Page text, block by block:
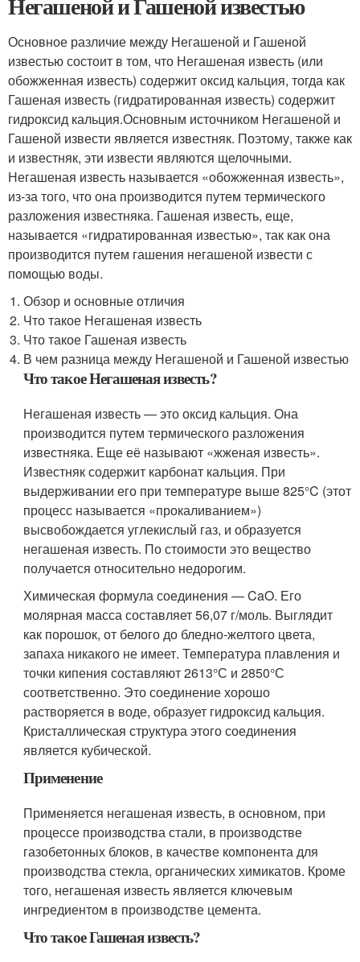
Основное различие между Негашеной и Гашеной
известью состоит в том, что Негашеная известь (или
обожженная известь) содержит оксид кальция, тогда как
Гашеная известь (гидратированная известь) содержит
гидроксид кальция.Основным источником Негашеной и
Гашеной извести является известняк. Поэтому, также как
и известняк, эти извести являются щелочными.
Негашеная известь называется «обожженная известь»,
из-за того, что она производится путем термического
разложения известняка. Гашеная известь, еще,
называется «гидратированная известью», так как она
производится путем гашения негашеной извести с
помощью воды.
Обзор и основные отличия
Что такое Негашеная известь
Что такое Гашеная известь
В чем разница между Негашеной и Гашеной известью
Что такое Негашеная известь?
Негашеная известь — это оксид кальция. Она
производится путем термического разложения
известняка. Еще её называют «жженая известь».
Известняк содержит карбонат кальция. При
выдерживании его при температуре выше 825°C (этот
процесс называется «прокаливанием»)
высвобождается углекислый газ, и образуется
негашеная известь. По стоимости это вещество
получается относительно недорогим.
Химическая формула соединения — CaO. Его
молярная масса составляет 56,07 г/моль. Выглядит
как порошок, от белого до бледно-желтого цвета,
запаха никакого не имеет. Температура плавления и
точки кипения составляют 2613°С и 2850°С
соответственно. Это соединение хорошо
растворяется в воде, образует гидроксид кальция.
Кристаллическая структура этого соединения
является кубической.
Применение
Применяется негашеная известь, в основном, при
процессе производства стали, в производстве
газобетонных блоков, в качестве компонента для
производства стекла, органических химикатов. Кроме
того, негашеная известь является ключевым
ингредиентом в производстве цемента.
Что такое Гашеная известь?